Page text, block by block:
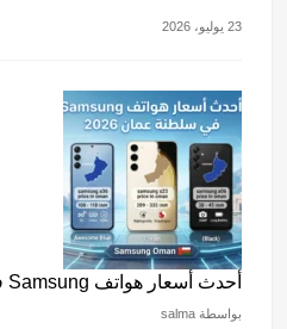
23 يوليو، 2026
أحدث أسعار هواتف Samsung في سلطنة عمان 2026
بواسطة salma